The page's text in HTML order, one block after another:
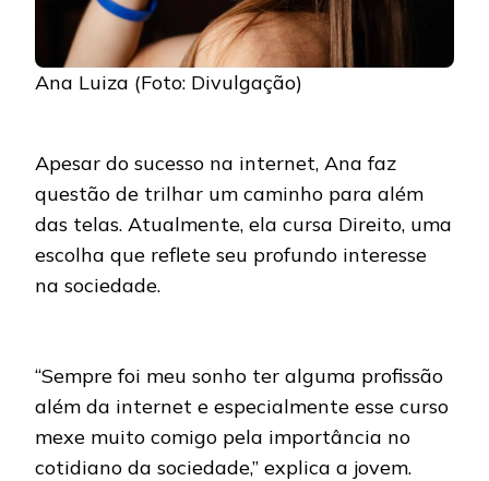
Ana Luiza (Foto: Divulgação)
Apesar do sucesso na internet, Ana faz
questão de trilhar um caminho para além
das telas. Atualmente, ela cursa Direito, uma
escolha que reflete seu profundo interesse
na sociedade.
“Sempre foi meu sonho ter alguma profissão
além da internet e especialmente esse curso
mexe muito comigo pela importância no
cotidiano da sociedade,” explica a jovem.